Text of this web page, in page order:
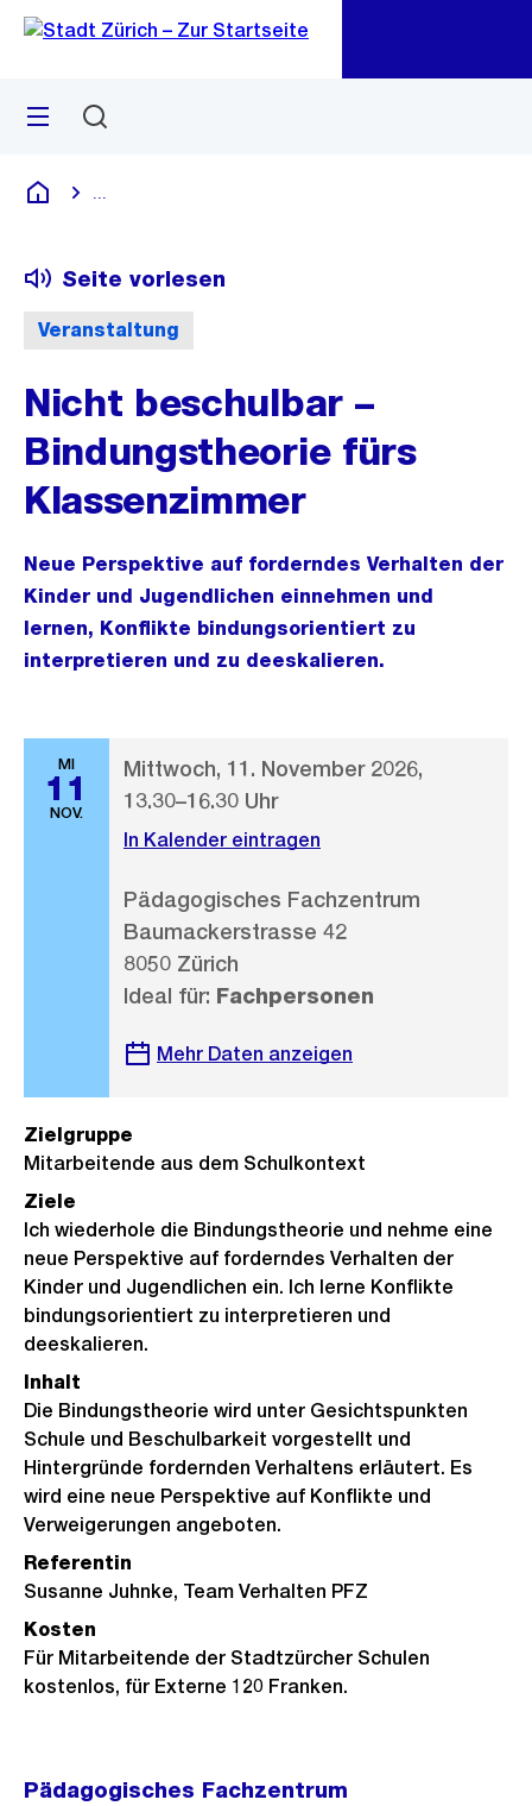
Navigation
Sprunglink
Menü
Deutsch
Veranstaltung
Seite vorlesen
Nicht beschulbar –
Bindungstheorie fürs
Klassenzimmer
Neue Perspektive auf forderndes Verhalten der
Kinder und Jugendlichen einnehmen und
lernen, Konflikte bindungsorientiert zu
interpretieren und zu deeskalieren.
MI
11
NOV.
Mittwoch, 11. November 2026,
13.30–16.30 Uhr
In Kalender eintragen
Pädagogisches Fachzentrum
Baumackerstrasse 42
8050 Zürich
Ideal für: Fachpersonen
Mehr Daten anzeigen
Zielgruppe
Mitarbeitende aus dem Schulkontext
Ziele
Ich wiederhole die Bindungstheorie und nehme eine
neue Perspektive auf forderndes Verhalten der
Kinder und Jugendlichen ein. Ich lerne Konflikte
bindungsorientiert zu interpretieren und
deeskalieren.
Inhalt
Die Bindungstheorie wird unter Gesichtspunkten
Schule und Beschulbarkeit vorgestellt und
Hintergründe fordernden Verhaltens erläutert. Es
wird eine neue Perspektive auf Konflikte und
Verweigerungen angeboten.
Referentin
Susanne Juhnke, Team Verhalten PFZ
Kosten
Für Mitarbeitende der Stadtzürcher Schulen
kostenlos, für Externe 120 Franken.
Pädagogisches Fachzentrum